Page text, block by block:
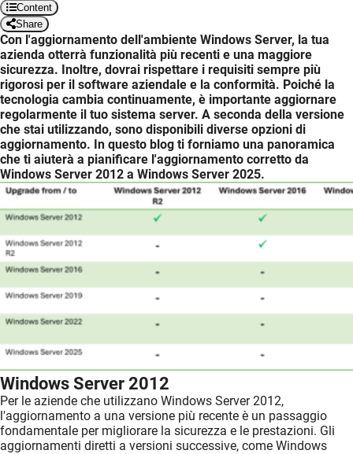
Content
Share
Con l'aggiornamento dell'ambiente Windows Server, la tua
azienda otterrà funzionalità più recenti e una maggiore
sicurezza. Inoltre, dovrai rispettare i requisiti sempre più
rigorosi per il software aziendale e la conformità. Poiché la
tecnologia cambia continuamente, è importante aggiornare
regolarmente il tuo sistema server. A seconda della versione
che stai utilizzando, sono disponibili diverse opzioni di
aggiornamento. In questo blog ti forniamo una panoramica
che ti aiuterà a pianificare l'aggiornamento corretto da
Windows Server 2012 a Windows Server 2025.
Windows Server 2012
Per le aziende che utilizzano Windows Server 2012,
l'aggiornamento a una versione più recente è un passaggio
fondamentale per migliorare la sicurezza e le prestazioni. Gli
aggiornamenti diretti a versioni successive, come Windows